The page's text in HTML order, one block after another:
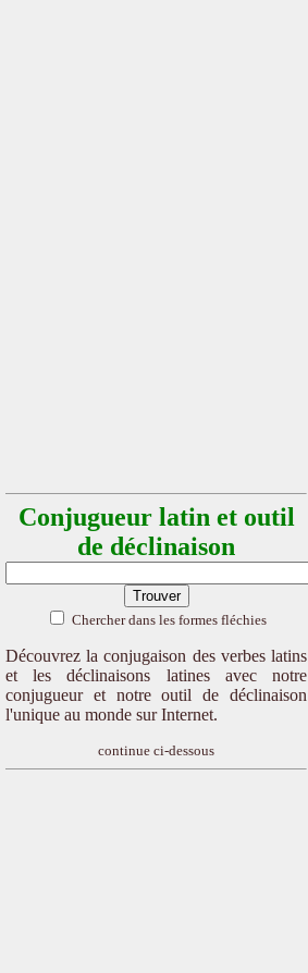
Conjugueur latin et outil
de déclinaison
Chercher dans les formes fléchies
Découvrez la conjugaison des verbes latins
et les déclinaisons latines avec notre
conjugueur et notre outil de déclinaison
l'unique au monde sur Internet.
continue ci-dessous